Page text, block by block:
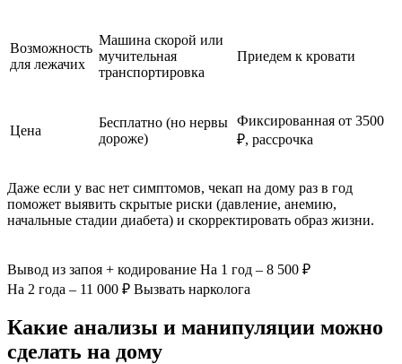
Возможность
для лежачих
Машина скорой или
мучительная
транспортировка
Приедем к кровати
Цена
Бесплатно (но нервы
дороже)
Фиксированная от 3500
₽, рассрочка
Даже если у вас нет симптомов, чекап на дому раз в год
поможет выявить скрытые риски (давление, анемию,
начальные стадии диабета) и скорректировать образ жизни.
Вывод из запоя + кодирование На 1 год – 8 500 ₽
На 2 года – 11 000 ₽ Вызвать нарколога
Какие анализы и манипуляции можно
сделать на дому